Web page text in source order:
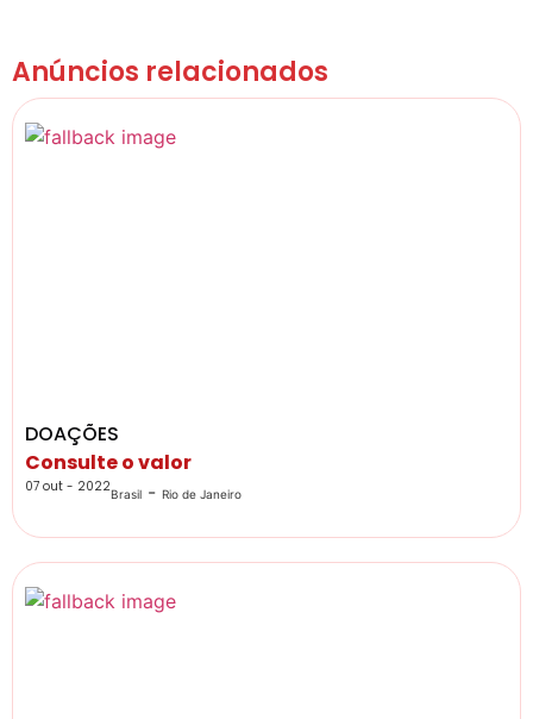
Anúncios relacionados
DOAÇÕES
Consulte o valor
07 out - 2022Brasil - Rio de Janeiro